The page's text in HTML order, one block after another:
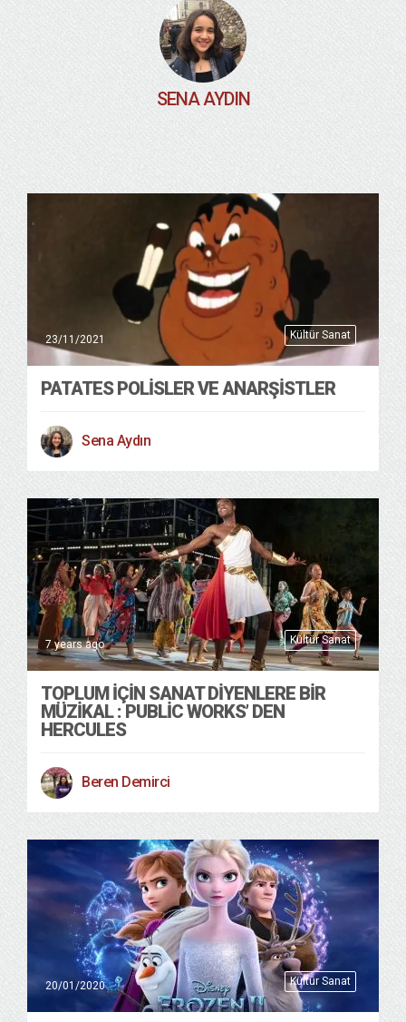
SENA AYDIN
Kültür Sanat
23/11/2021
PATATES POLISLER VE ANARŞISTLER
Sena Aydın
Kültür Sanat
7 years ago
TOPLUM İÇIN SANAT DIYENLERE BIR
MÜZIKAL : PUBLIC WORKS’ DEN
HERCULES
Beren Demirci
Kültür Sanat
20/01/2020